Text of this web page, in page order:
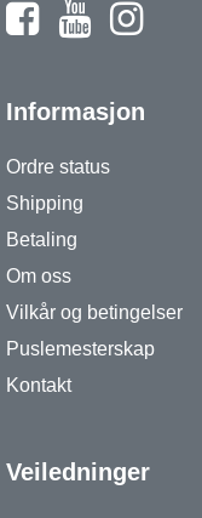
Informasjon
Ordre status
Shipping
Betaling
Om oss
Vilkår og betingelser
Puslemesterskap
Kontakt
Veiledninger